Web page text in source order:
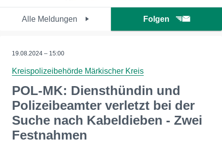
Alle Meldungen Folgen
19.08.2024 – 15:00
Kreispolizeibehörde Märkischer Kreis
POL-MK: Diensthündin und
Polizeibeamter verletzt bei der
Suche nach Kabeldieben - Zwei
Festnahmen